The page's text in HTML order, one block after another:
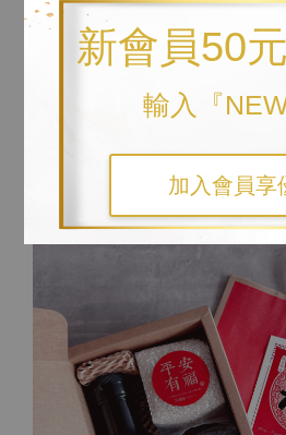
新會員50
輸入『
加入會員享